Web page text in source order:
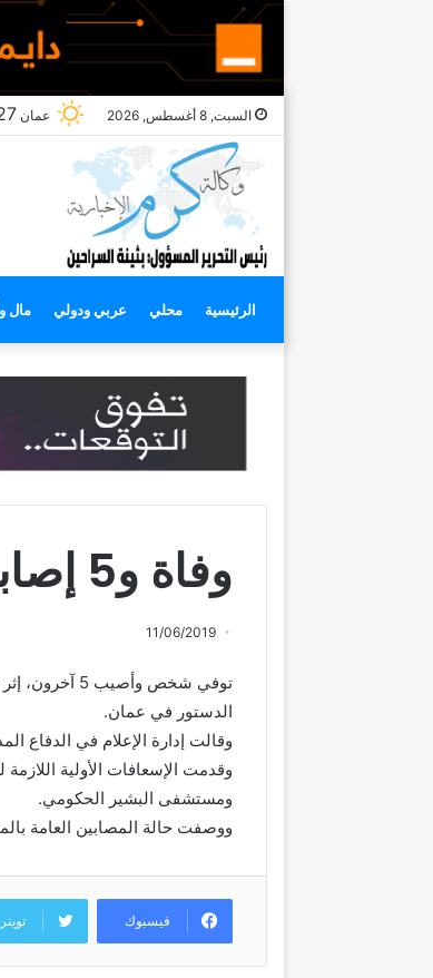
السبت, 8 أغسطس, 2026 عمان
الرئيسية محلي عربي ودولي مال
وفاة و5 إصابات بتدهور قلاب بعمان
11/06/2019
توفي شخص
الدستور في عمان.
وقالت إدارة الإعلام في الدفاع
وقدمت الإسعافات الأولية
ومستشفى البشير الحكومي.
ووصفت حالة المصابين العامة
فيسبوك تويتر